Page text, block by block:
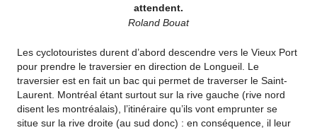
attendent.
Roland Bouat
Les cyclotouristes durent d’abord descendre vers le Vieux Port
pour prendre le traversier en direction de Longueil. Le
traversier est en fait un bac qui permet de traverser le Saint-
Laurent. Montréal étant surtout sur la rive gauche (rive nord
disent les montréalais), l’itinéraire qu’ils vont emprunter se
situe sur la rive droite (au sud donc) : en conséquence, il leur